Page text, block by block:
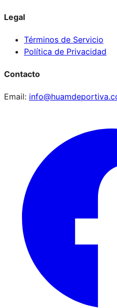
Legal
Términos de Servicio
Política de Privacidad
Contacto
Email: